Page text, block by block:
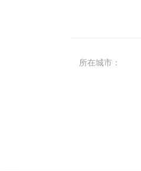
所在城市：